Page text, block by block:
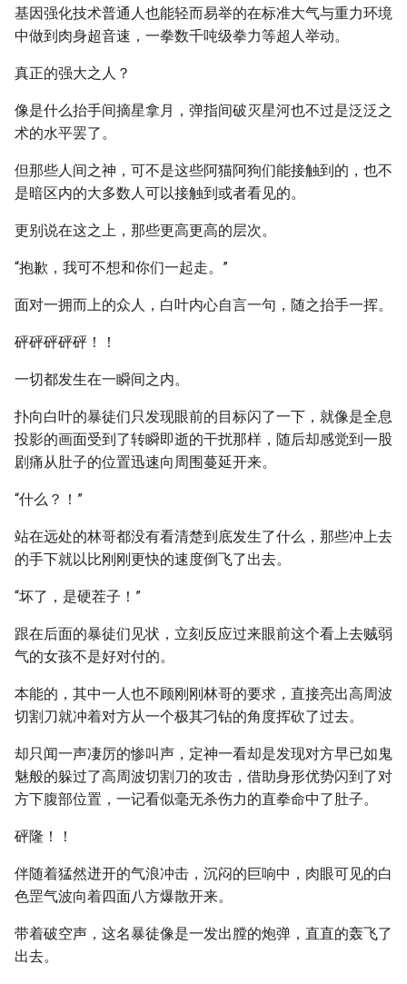
基因强化技术普通人也能轻而易举的在标准大气与重力环境
中做到肉身超音速，一拳数千吨级拳力等超人举动。
真正的强大之人？
像是什么抬手间摘星拿月，弹指间破灭星河也不过是泛泛之
术的水平罢了。
但那些人间之神，可不是这些阿猫阿狗们能接触到的，也不
是暗区内的大多数人可以接触到或者看见的。
更别说在这之上，那些更高更高的层次。
“抱歉，我可不想和你们一起走。”
面对一拥而上的众人，白叶内心自言一句，随之抬手一挥。
砰砰砰砰砰！！
一切都发生在一瞬间之内。
扑向白叶的暴徒们只发现眼前的目标闪了一下，就像是全息
投影的画面受到了转瞬即逝的干扰那样，随后却感觉到一股
剧痛从肚子的位置迅速向周围蔓延开来。
“什么？！”
站在远处的林哥都没有看清楚到底发生了什么，那些冲上去
的手下就以比刚刚更快的速度倒飞了出去。
“坏了，是硬茬子！”
跟在后面的暴徒们见状，立刻反应过来眼前这个看上去贼弱
气的女孩不是好对付的。
本能的，其中一人也不顾刚刚林哥的要求，直接亮出高周波
切割刀就冲着对方从一个极其刁钻的角度挥砍了过去。
却只闻一声凄厉的惨叫声，定神一看却是发现对方早已如鬼
魅般的躲过了高周波切割刀的攻击，借助身形优势闪到了对
方下腹部位置，一记看似毫无杀伤力的直拳命中了肚子。
砰隆！！
伴随着猛然迸开的气浪冲击，沉闷的巨响中，肉眼可见的白
色罡气波向着四面八方爆散开来。
带着破空声，这名暴徒像是一发出膛的炮弹，直直的轰飞了
出去。